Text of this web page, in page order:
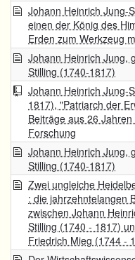
Johann Heinrich Jung-
einen der König des
Erden zum Werkzeug
Johann Heinrich Jung,
Stilling (1740-1817)
Johann Heinrich Jung-
1817), "Patriarch der
Beiträge aus 26
Forschung
Johann Heinrich Jung,
Stilling (1740-1817)
Zwei ungleiche
: die jahrzehntelangen
zwischen Johann
Stilling (1740 - 1817)
Friedrich Mieg (1744 -